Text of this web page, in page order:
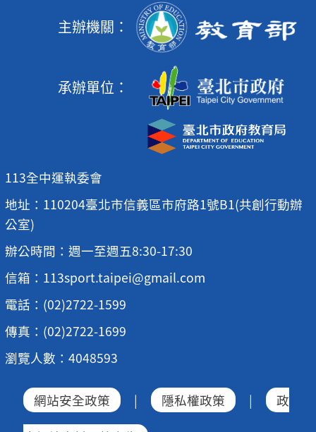
主辦機關：
承辦單位：
113全中運執委會
地址：110204臺北市信義區市府路1號B1(共創行動辦
公室)
辦公時間：週一至週五8:30-17:30
信箱：113sport.taipei@gmail.com
電話：(02)2722-1599
傳真：(02)2722-1699
瀏覽人數：4048593
網站安全政策 | 隱私權政策 | 政